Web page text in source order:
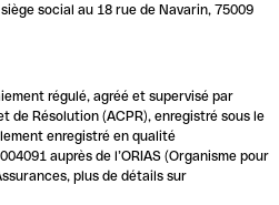
social au 18 rue de Navarin, 75009
régulé, agréé et supervisé par
de Résolution (ACPR), enregistré sous le
enregistré en qualité
auprès de l’ORIAS (Organisme pour
plus de détails sur